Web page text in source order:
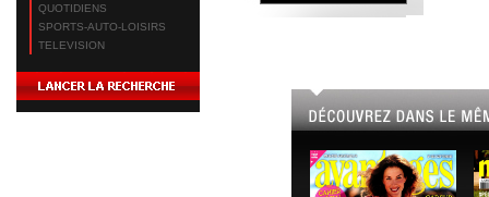
QUOTIDIENS
SPORTS-AUTO-LOISIRS
TELEVISION